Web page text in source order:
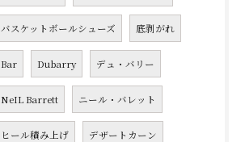
バスケットボールシューズ 底剥がれ
Bar Dubarry デュ・バリー
NeIL Barrett ニール・バレット
ヒール積み上げ デザートカーン